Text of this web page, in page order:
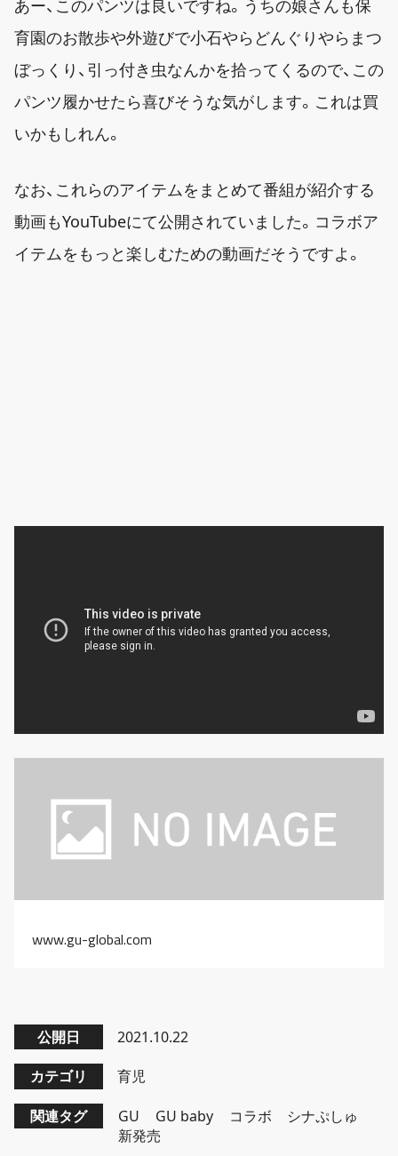
あー、このパンツは良いですね。うちの娘さんも保
育園のお散歩や外遊びで小石やらどんぐりやらまつ
ぼっくり、引っ付き虫なんかを拾ってくるので、この
パンツ履かせたら喜びそうな気がします。これは買
いかもしれん。
なお、これらのアイテムをまとめて番組が紹介する
動画もYouTubeにて公開されていました。コラボア
イテムをもっと楽しむための動画だそうですよ。
www.gu-global.com
公開日 2021.10.22
カテゴリ 育児
関連タグ GU GU baby コラボ
シナぷしゅ
新発売